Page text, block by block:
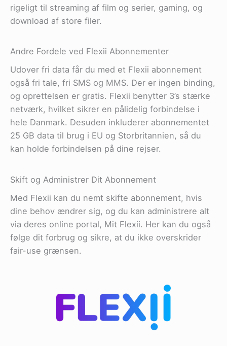
rigeligt til streaming af film og serier, gaming, og
download af store filer.
Andre Fordele ved Flexii Abonnementer
Udover fri data får du med et Flexii abonnement
også fri tale, fri SMS og MMS. Der er ingen binding,
og oprettelsen er gratis. Flexii benytter 3’s stærke
netværk, hvilket sikrer en pålidelig forbindelse i
hele Danmark. Desuden inkluderer abonnementet
25 GB data til brug i EU og Storbritannien, så du
kan holde forbindelsen på dine rejser​.
Skift og Administrer Dit Abonnement
Med Flexii kan du nemt skifte abonnement, hvis
dine behov ændrer sig, og du kan administrere alt
via deres online portal, Mit Flexii. Her kan du også
følge dit forbrug og sikre, at du ikke overskrider
fair-use grænsen​.